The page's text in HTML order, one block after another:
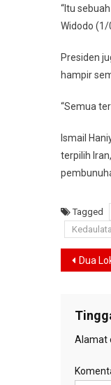
“Itu
Widodo (1/
Presiden
hampir
“Semua
Ismail
terpilih
Tagged
Dua Lokasi, Satu
Alamat